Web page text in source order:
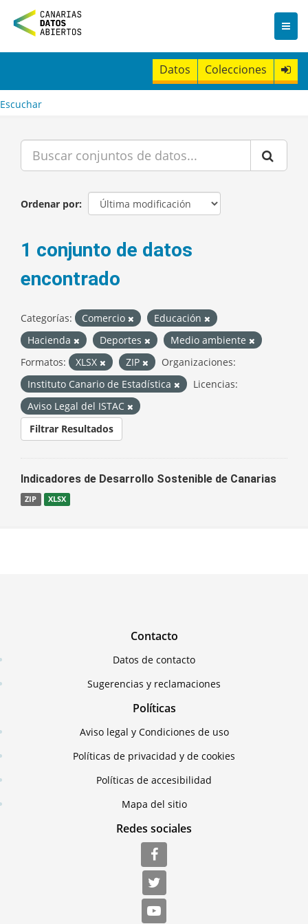
n
t
Datos Colecciones
Escuchar
Ordenar por
1 conjunto de datos
encontrado
Categorías: Comercio
Educación
Hacienda
Deportes
Medio ambiente
Formatos:
XLSX ZIP
Organizaciones:
Instituto Canario de Estadística
Licencias:
Aviso Legal del ISTAC
Filtrar Resultados
Indicadores de Desarrollo Sostenible de Canarias
ZIP XLSX
Contacto
Datos de contacto
Sugerencias y reclamaciones
Políticas
Aviso legal y Condiciones de uso
Políticas de privacidad y de cookies
Políticas de accesibilidad
Mapa del sitio
Redes sociales